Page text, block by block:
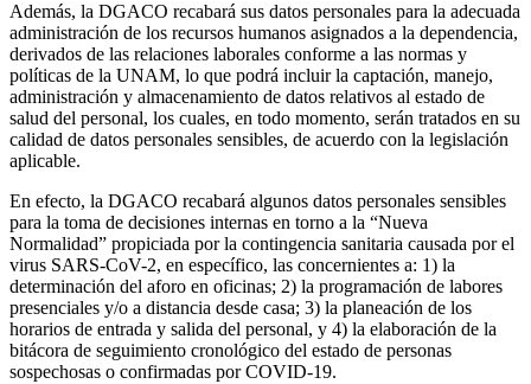
Además, la DGACO recabará sus datos personales para la adecuada
administración de los recursos humanos asignados a la dependencia,
derivados de las relaciones laborales conforme a las normas y
políticas de la UNAM, lo que podrá incluir la captación, manejo,
administración y almacenamiento de datos relativos al estado de
salud del personal, los cuales, en todo momento, serán tratados en su
calidad de datos personales sensibles, de acuerdo con la legislación
aplicable.
En efecto, la DGACO recabará algunos datos personales sensibles
para la toma de decisiones internas en torno a la “Nueva
Normalidad” propiciada por la contingencia sanitaria causada por el
virus SARS-CoV-2, en específico, las concernientes a: 1) la
determinación del aforo en oficinas; 2) la programación de labores
presenciales y/o a distancia desde casa; 3) la planeación de los
horarios de entrada y salida del personal, y 4) la elaboración de la
bitácora de seguimiento cronológico del estado de personas
sospechosas o confirmadas por COVID-19.